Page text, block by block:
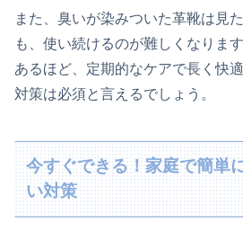
また、臭いが染みついた革靴は見
も、使い続けるのが難しくなりま
あるほど、定期的なケアで長く快
対策は必須と言えるでしょう。
今すぐできる！家庭で簡単
い対策